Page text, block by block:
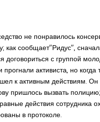
не понравилось
как сообщает"Ридус",
договориться с группой
активиста, но когда
к активным действиям. Он
пришлось вызвать полицию;
действия сотрудника
в протоколе.